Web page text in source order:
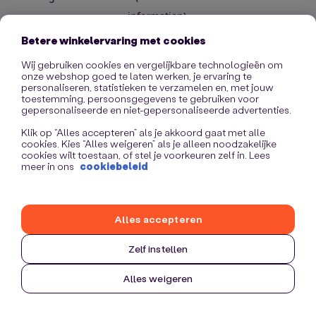
information).
Betere winkelervaring met cookies
Wij gebruiken cookies en vergelijkbare technologieën om
onze webshop goed te laten werken, je ervaring te
personaliseren, statistieken te verzamelen en, met jouw
toestemming, persoonsgegevens te gebruiken voor
gepersonaliseerde en niet-gepersonaliseerde advertenties.
Klik op “Alles accepteren” als je akkoord gaat met alle
cookies. Kies “Alles weigeren” als je alleen noodzakelijke
cookies wilt toestaan, of stel je voorkeuren zelf in. Lees
meer in ons cookiebeleid
Zelf instellen
Alles weigeren
Alles accepteren